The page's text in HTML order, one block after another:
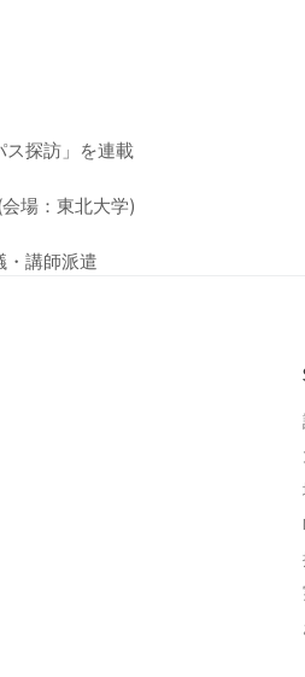
ス探訪」を連載
場：東北大学)
・講師派遣